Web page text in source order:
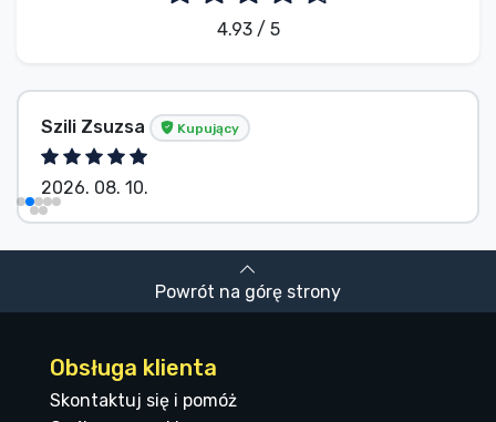
4.93 / 5
Szili Zsuzsa Kupujący
2026. 08. 10.
Powrót na górę strony
Obsługa klienta
Skontaktuj się i pomóż